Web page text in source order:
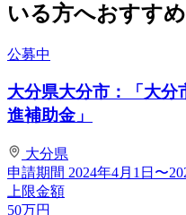
いる方へおすすめ
公募中
大分県大分市：「大分
進補助金」
大分県
申請期間 2024年4月1日〜
上限金額
50万円